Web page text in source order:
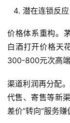
程
软
件
应
服
务
项
登录
潜在连锁反
价格体系重构。
白酒打开价格天
300-800元次高端
渠道利润再分配
代售、寄售等新
差价”转向“服务赚